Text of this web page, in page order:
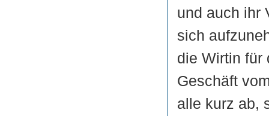
und auch ihr
sich
die Wirtin für
Geschäft
alle kurz ab,